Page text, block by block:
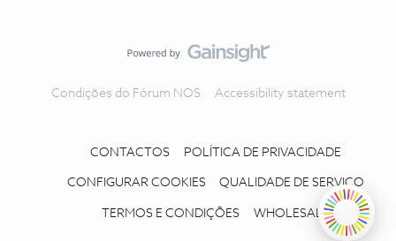
Condições do Fórum NOS Accessibility statement
CONTACTOS POLÍTICA DE PRIVACIDADE
CONFIGURAR COOKIES QUALIDADE DE SERVIÇO
TERMOS E CONDIÇÕES WHOLESALE